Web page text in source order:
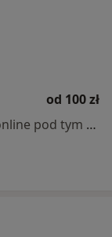
od 100 zł
Specjalista nie oferuje umawiania online pod tym adresem.